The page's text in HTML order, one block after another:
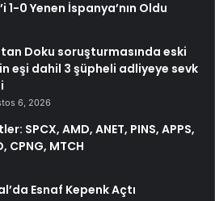
0 Yenen İspanya’nın Oldu
Doku soruşturmasında eski
eşi dahil 3 şüpheli adliyeye sevk
6, 2026
SPCX, AMD, ANET, PINS, APPS,
CPNG, MTCH
Esnaf Kepenk Açtı